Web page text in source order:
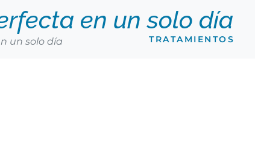
TRATAMIENTOS
en un solo día
un solo día